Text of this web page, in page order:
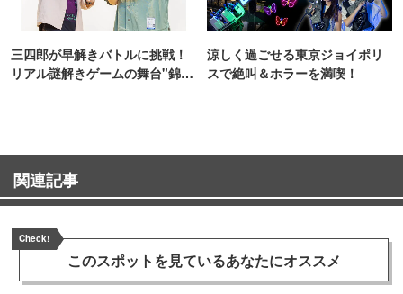
三四郎が早解きバトルに挑戦！
リアル謎解きゲームの舞台"錦糸
涼しく過ごせる東京ジョイポリ
スで絶叫＆ホラーを満喫！
関連記事
Check!
このスポットを見ているあなたにオススメ